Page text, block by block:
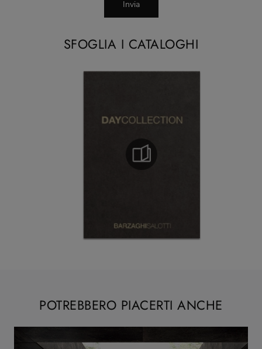
SFOGLIA I CATALOGHI
Invia
POTREBBERO PIACERTI ANCHE